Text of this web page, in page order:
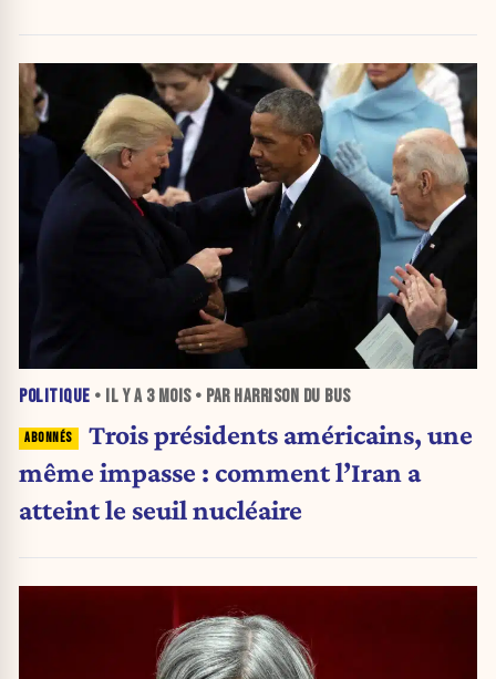
POLITIQUE • IL Y A 3 MOIS• PAR HARRISON DU BUS
Trois présidents américains, une
même impasse : comment l’Iran a
atteint le seuil nucléaire